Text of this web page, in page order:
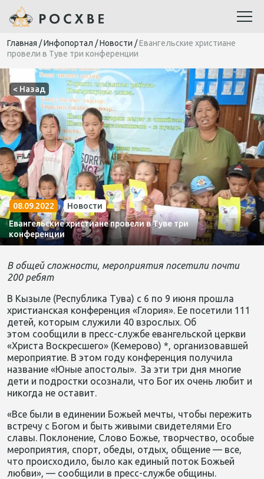
Главная /Инфопортал /Новости /Евангельские христиане
провели в Туве три конференции
< Назад
08.09.2022
Новости
Евангельские христиане провели в Туве три
конференции
В общей сложности, мероприятия посетили почти
200 ребят
В Кызыле (Республика Тува) с 6 по 9 июня прошла
христианская конференция «Глория». Ее посетили 111
детей, которым служили 40 взрослых. Об
этом сообщили в пресс-службе евангельской церкви
«Христа Воскресшего» (Кемерово) *, организовавшей
мероприятие. В этом году конференция получила
название «Юные апостолы». За эти три дня многие
дети и подростки осознали, что Богих очень любит и
никогда не оставит.
«Все были в единении Божьей мечты, чтобы пережить
встречу с Богом и быть живыми свидетелями Его
славы. Поклонение, Слово Божье, творчество, особые
мероприятия, спорт, обеды, отдых, общение — все,
что происходило, было как единый поток Божьей
любви», — сообщили в пресс-службе общины.